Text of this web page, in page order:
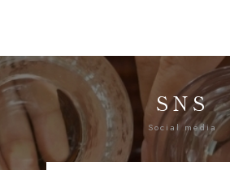
SNS
Social media